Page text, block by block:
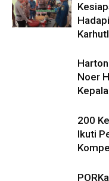
Noer
200
Ikuti